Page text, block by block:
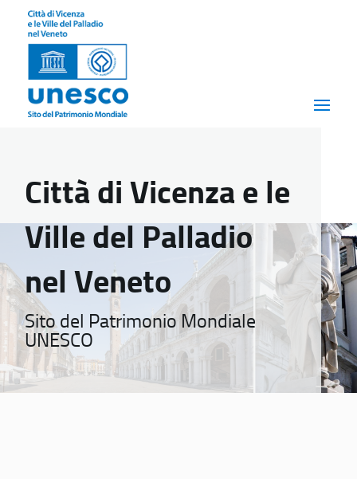
Città di Vicenza e le
Ville del Palladio
nel Veneto
Sito del Patrimonio Mondiale
UNESCO